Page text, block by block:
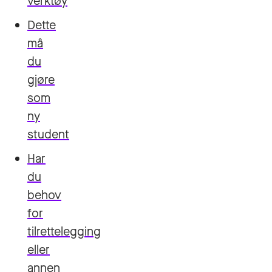
Dette
må
du
gjøre
som
ny
student
Har
du
behov
for
tilrettelegging
eller
annen